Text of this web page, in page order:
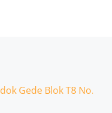
Gede Blok T8 No.